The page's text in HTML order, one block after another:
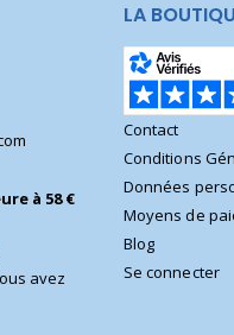
à 58 €
avez
LA
Contact
Conditions
Données
Moyens de
Blog
Se connecter